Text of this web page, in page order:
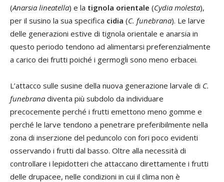
(Anarsia lineatella) e la tignola orientale (Cydia molesta),
per il susino la sua specifica cidia (C. funebrana). Le larve
delle generazioni estive di tignola orientale e anarsia in
questo periodo tendono ad alimentarsi preferenzialmente
a carico dei frutti poiché i germogli sono meno erbacei.
L’attacco sulle susine della nuova generazione larvale di C.
funebrana diventa più subdolo da individuare
precocemente perché i frutti emettono meno gomme e
perché le larve tendono a penetrare preferibilmente nella
zona di inserzione del peduncolo con fori poco evidenti
osservando i frutti dal basso. Oltre alla necessità di
controllare i lepidotteri che attaccano direttamente i frutti
delle drupacee, nelle condizioni in cui il clima non è